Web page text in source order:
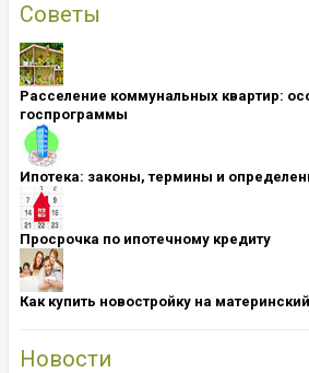
Советы
Расселение коммунальных квартир:
госпрограммы
Ипотека: ​​​​​​​законы, термины и
Просрочка по ипотечному кредиту
Как купить новостройку на
Новости